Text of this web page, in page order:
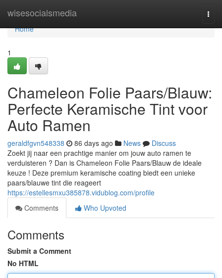
wisesocialsmedia
Home
Home
1
Chameleon Folie Paars/Blauw:
Perfecte Keramische Tint voor
Auto Ramen
geraldfgvn548338 86 days ago News
Discuss
Zoekt jij naar een prachtige manier om jouw auto ramen te
verduisteren ? Dan is Chameleon Folie Paars/Blauw de ideale
keuze ! Deze premium keramische coating biedt een unieke
paars/blauwe tint die reageert
https://estellesmxu385878.vidublog.com/profile
Comments
Who Upvoted
Comments
Submit a Comment
No HTML